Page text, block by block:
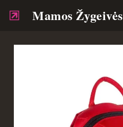
Mamos Žygeivės